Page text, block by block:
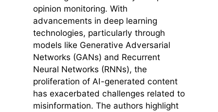
opinion monitoring. With
advancements in deep learning
technologies, particularly through
models like Generative Adversarial
Networks (GANs) and Recurrent
Neural Networks (RNNs), the
proliferation of AI-generated content
has exacerbated challenges related to
misinformation. The authors highlight